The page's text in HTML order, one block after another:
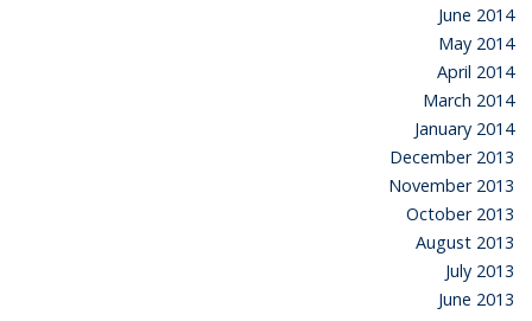
June 2014
May 2014
April 2014
March 2014
January 2014
December 2013
November 2013
October 2013
August 2013
July 2013
June 2013